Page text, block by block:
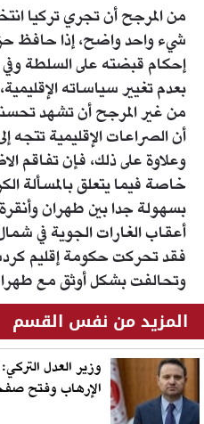
من المرجح أن تجري تركيا
شيء واحد واضح، إذا حافظ
إحكام قبضته على السلطة
بعدم تغيير سياساته
من غير المرجح أن تشهد
أن الصراعات الإقليمية تتجه
وعلاوة على ذلك، فإن تفاقم
خاصة فيما يتعلق بالمسألة
بسهولة جدا بين طهران
أعقاب الغارات الجوية في
فقد تحركت حكومة إقليم
وتحالفت بشكل أوثق مع
المزيد من نفس القسم
وزير العدل
الإرهاب وفتح